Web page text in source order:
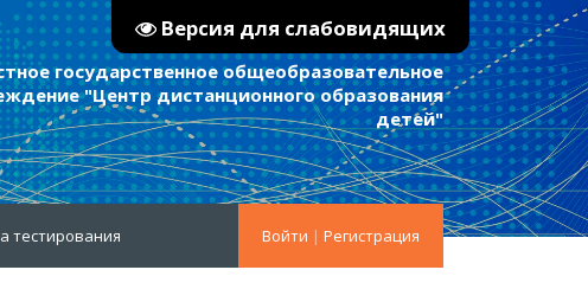
Версия для слабовидящих
государственное общеобразовательное
"Центр дистанционного образования
детей"
Войти | Регистрация
тестирования